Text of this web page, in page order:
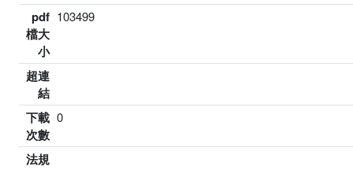
pdf
檔大
小
103499
超連
結
下載
次數
0
法規